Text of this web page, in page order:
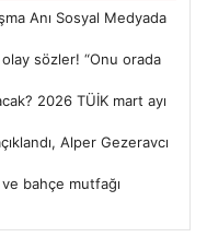
Anı Sosyal Medyada
olay sözler! “Onu orada
2026 TÜİK mart ayı
Alper Gezeravcı
bahçe mutfağı